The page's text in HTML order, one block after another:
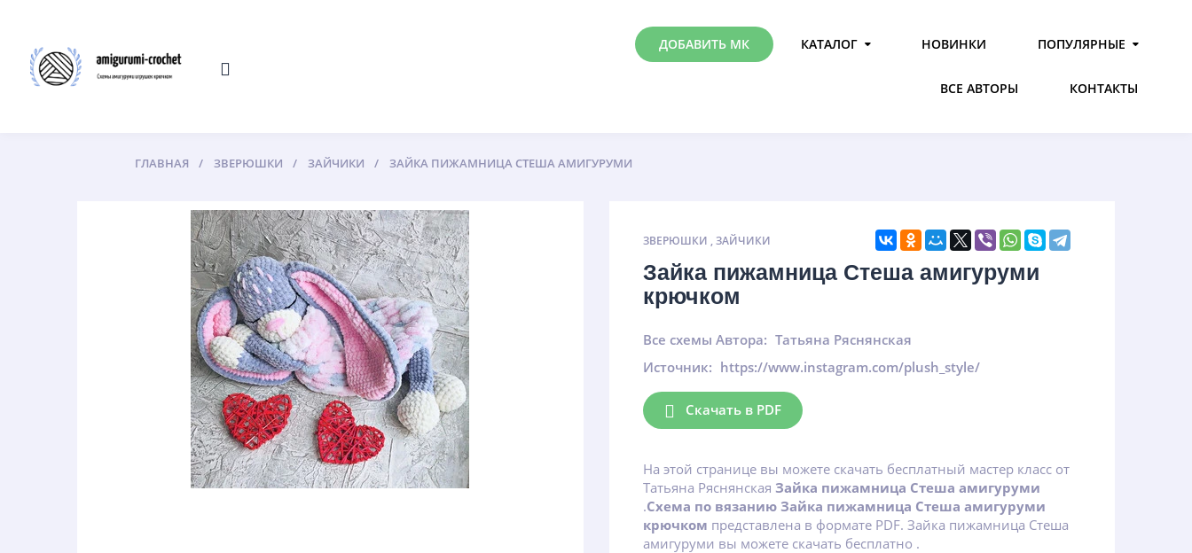
ДОБАВИТЬ МК КАТАЛОГ НОВИНКИ ПОПУЛЯРНЫЕ
ВСЕ АВТОРЫ КОНТАКТЫ
ГЛАВНАЯ ЗВЕРЮШКИ ЗАЙЧИКИ ЗАЙКА ПИЖАМНИЦА СТЕША АМИГУРУМИ
ЗВЕРЮШКИ ,ЗАЙЧИКИ
Зайка пижамница Стеша амигуруми
крючком
Все схемы Автора: Татьяна Ряснянская
Источник: https://www.instagram.com/plush_style/
Скачать в PDF
На этой странице вы можете скачать бесплатный мастер класс от
Татьяна РяснянскаяЗайка пижамница Стеша амигуруми
.Схема по вязанию Зайка пижамница Стеша амигуруми
крючком представлена в формате PDF. Зайка пижамница Стеша
амигуруми вы можете скачать бесплатно .